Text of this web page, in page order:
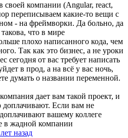
компании (Angular, react,
переписываем какие-то вещи с
- на фреймворки. Да больно, да
что в мире
плохо написанного кода, чем
Так как это бизнес, а не уроки
сегодня от вас требует написать
в прод, а на всё у вас ночь,
думать о названии переменной.
дает вам такой проект, и
доплачивают. Если вам не
вашему коллеге
в жадной компании
назад